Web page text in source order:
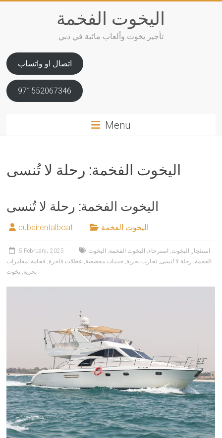
اليخوت الفخمة
تأجير يخوت وألعاب مائية في دبي
اتصال او واتساب
971552067346
Menu
اليخوت الفخمة: رحلة لا تُنسى
اليخوت الفخمة: رحلة لا تُنسى
dubairentalboat اليخوت الفخمة
5 February، 2025 استئجار اليخوت, استرخاء, اليخوت الفخمة, اليخوت
الفخمة: رحلة لا تُنسى, تجارب بحرية, خدمات مخصصة, عطلات فاخرة, فخامة, مغامرات
بحرية, يخوت